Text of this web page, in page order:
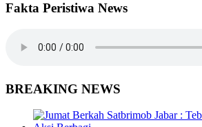
Fakta Peristiwa News
BREAKING NEWS